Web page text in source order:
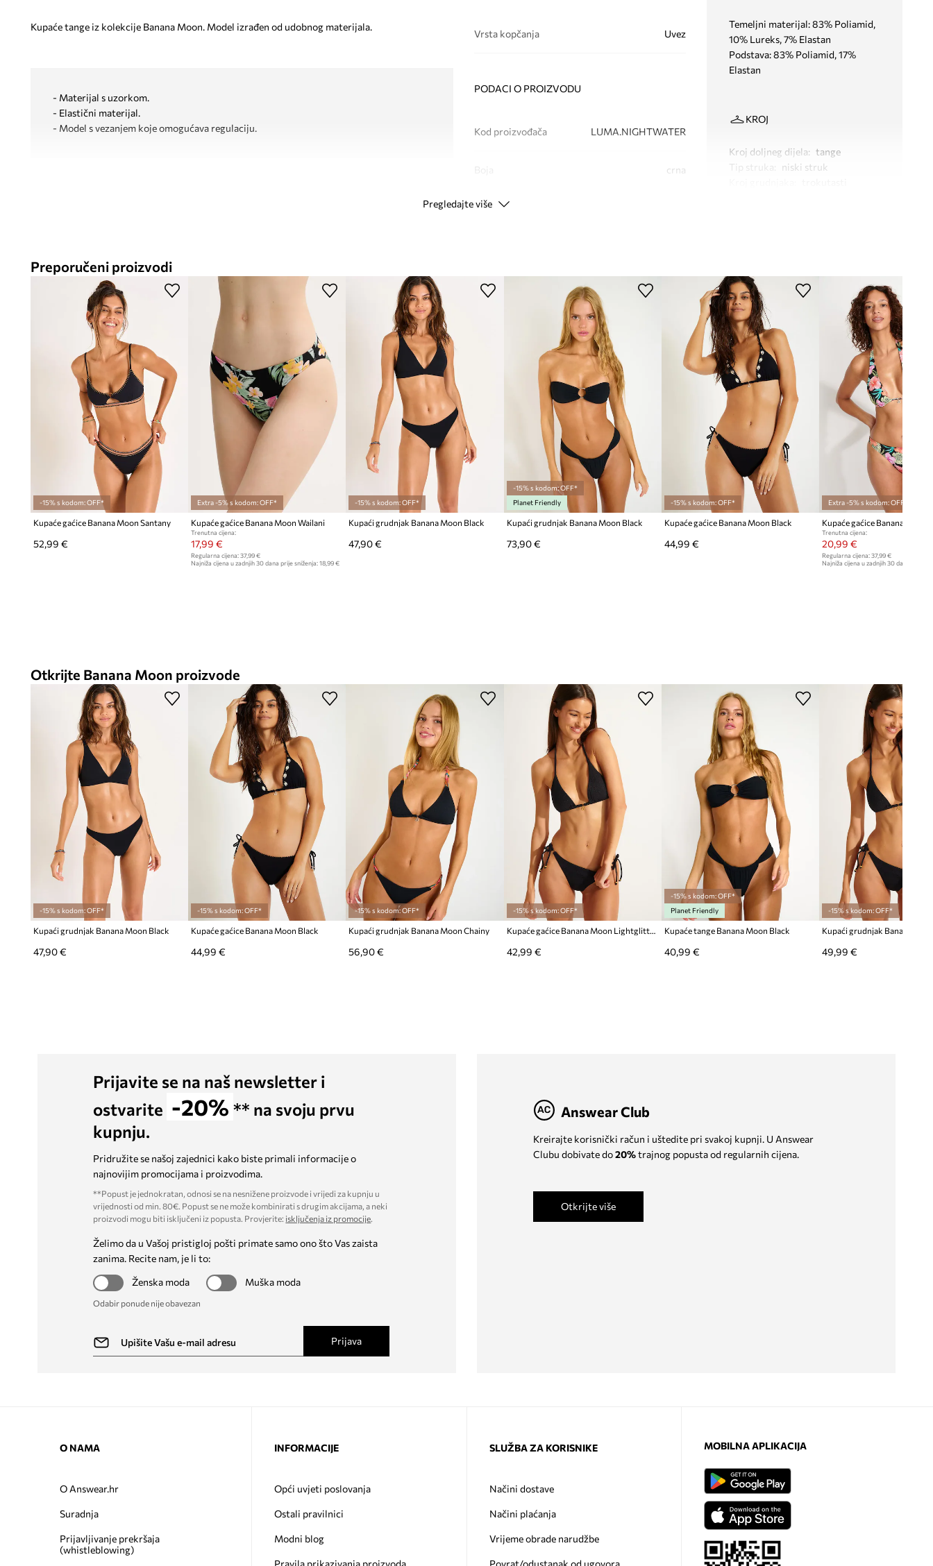
Kupaće tange iz kolekcije Banana Moon. Model izrađen od udobnog materijala.
- Materijal s uzorkom.
- Elastični materijal.
- Model s vezanjem koje omogućava regulaciju.
Vrsta kopčanja Uvez
PODACI O PROIZVODU
Kod proizvođača LUMA.NIGHTWATER
crna
Modna marka
Temeljni materijal: 83% Poliamid,
10% Lureks, 7% Elastan
Podstava: 83% Poliamid, 17%
Elastan
KROJ
Kroj doljneg dijela: tange
Tip struka
niski struk
Manja veličina
Preporučamo da odaberete veću veličinu
nego što inače nosite.
Tablica veličina
TEHNIČKI PODACI
Učvršćivanje košarice
učvršćenja
Pregledajte više
Preporučeni proizvodi
-15% s kodom: OFF*
Kupaće gaćice Banana Moon Santany
52,99 €
Extra -5% s kodom: OFF*
Kupaće gaćice Banana Moon Wailani
Trenutna cijena:
17,99 €
Regularna cijena:37,99 €
Najniža cijena u zadnjih 30 dana prije sniženja:18,99 €
-15% s kodom: OFF*
Kupaći grudnjak Banana Moon Black
47,90 €
-15% s kodom: OFF*
Planet Friendly
Kupaći grudnjak Banana Moon Black
73,90 €
-15% s kodom: OFF*
Kupaće gaćice Banana Moon Black
44,99 €
Extra -5% s kodom: OFF*
Kupaće gaćice Banana Moon
Trenutna cijena:
20,99 €
Regularna cijena: 37,99 €
Najniža cijena u zadnjih 30 dana prije
Otkrijte Banana Moon proizvode
-15% s kodom: OFF*
Kupaći grudnjak Banana Moon Black
47,90 €
-15% s kodom: OFF*
Kupaće gaćice Banana Moon Black
44,99 €
-15% s kodom: OFF*
Kupaći grudnjak Banana Moon Chainy
56,90 €
-15% s kodom: OFF*
Kupaće gaćice Banana Moon Lightglitter
42,99 €
-15% s kodom: OFF*
Planet Friendly
Kupaće tange Banana Moon Black
40,99 €
-15% s kodom: OFF*
49,99 €
Prijavite se na naš newsletter i
ostvarite -20% ** na svoju prvu
kupnju.
Pridružite se našoj zajednici kako biste primali informacije o
najnovijim promocijama i proizvodima.
**Popust je jednokratan, odnosi se na nesnižene proizvode i vrijedi za kupnju u
vrijednosti od min. 80€. Popust se ne može kombinirati s drugim akcijama, a neki
proizvodi mogu biti isključeni iz popusta. Provjerite: isključenja iz promocije.
Želimo da u Vašoj pristigloj pošti primate samo ono što Vas zaista
zanima. Recite nam, je li to:
Ženska moda
Muška moda
Odabir ponude nije obavezan
Prijava
Answear Club
Kreirajte korisnički račun i uštedite pri svakoj kupnji. U Answear
Clubu dobivate do20%trajnog popusta od regularnih cijena.
Otkrijte više
O NAMA
O Answear.hr
Suradnja
Prijavljivanje prekršaja
(whistleblowing)
INFORMACIJE
Opći uvjeti poslovanja
Ostali pravilnici
Modni blog
SLUŽBA ZA KORISNIKE
Načini dostave
Načini plaćanja
Vrijeme obrade narudžbe
MOBILNA APLIKACIJA